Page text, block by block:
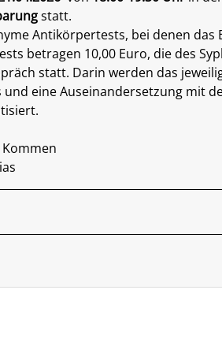
statt.
Antikörpertests, bei denen
betragen 10,00 Euro, die des
statt. Darin werden das
eine Auseinandersetzung mit